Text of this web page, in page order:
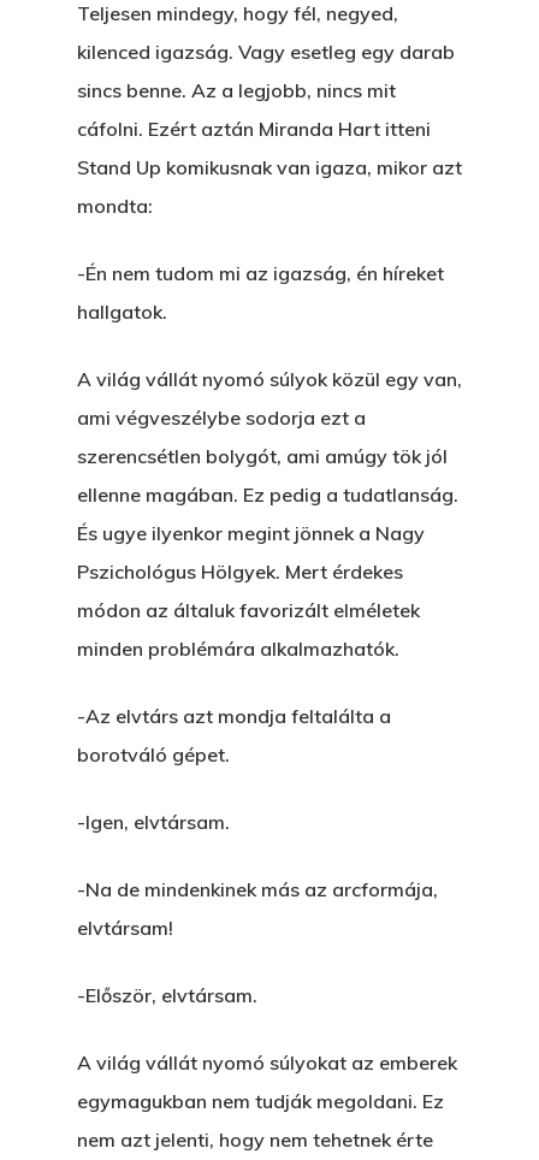
Teljesen mindegy, hogy fél, negyed,
kilenced igazság. Vagy esetleg egy darab
sincs benne. Az a legjobb, nincs mit
cáfolni. Ezért aztán Miranda Hart itteni
Stand Up komikusnak van igaza, mikor azt
mondta:
-Én nem tudom mi az igazság, én híreket
hallgatok.
A világ vállát nyomó súlyok közül egy van,
ami végveszélybe sodorja ezt a
szerencsétlen bolygót, ami amúgy tök jól
ellenne magában. Ez pedig a tudatlanság.
És ugye ilyenkor megint jönnek a Nagy
Pszichológus Hölgyek. Mert érdekes
módon az általuk favorizált elméletek
minden problémára alkalmazhatók.
-Az elvtárs azt mondja feltalálta a
borotváló gépet.
-Igen, elvtársam.
-Na de mindenkinek más az arcformája,
elvtársam!
-Először, elvtársam.
A világ vállát nyomó súlyokat az emberek
egymagukban nem tudják megoldani. Ez
nem azt jelenti, hogy nem tehetnek érte